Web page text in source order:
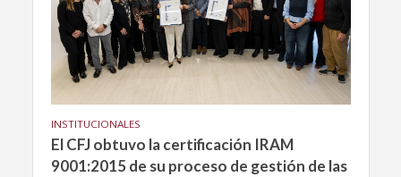
INSTITUCIONALES
El CFJ obtuvo la certificación IRAM
9001:2015 de su proceso de gestión de las